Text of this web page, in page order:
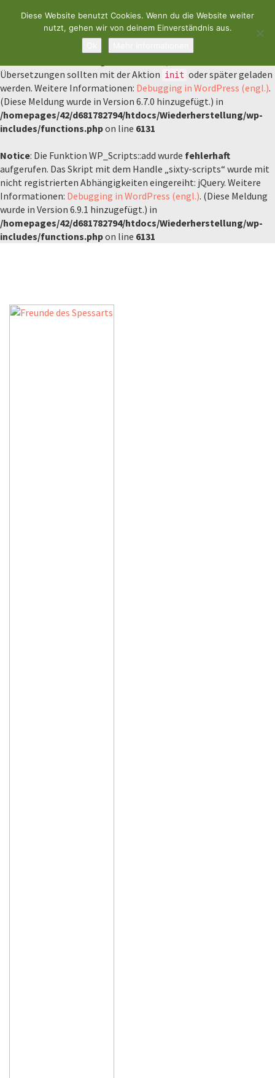
Notice: Die Funktion _load_textdomain_just_in_time wurde
fehlerhaftaufgerufen. Das Laden der Übersetzung für die Domain
Übersetzungen sollten mit der Aktion init oder später geladen
werden. Weitere Informationen: Debugging in WordPress (engl.).
(Diese Meldung wurde in Version 6.7.0 hinzugefügt.) in
/homepages/42/d681782794/htdocs/Wiederherstellung/wp-
includes/functions.phpon line 6131
Notice: Die Funktion WP_Scripts::add wurde fehlerhaft
aufgerufen. Das Skript mit dem Handle „sixty-scripts“ wurde mit
nicht registrierten Abhängigkeiten eingereiht: jQuery. Weitere
Informationen: Debugging in WordPress (engl.). (Diese Meldung
wurde in Version 6.9.1 hinzugefügt.) in
/homepages/42/d681782794/htdocs/Wiederherstellung/wp-
includes/functions.phpon line 6131
Diese Website benutzt Cookies. Wenn du die Website weiter
nutzt, gehen wir von deinem Einverständnis aus.